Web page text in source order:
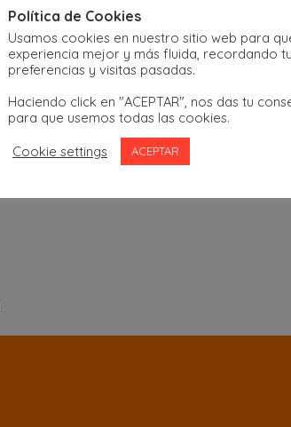
Política de Cookies
Usamos cookies en nuestro sitio web para
experiencia mejor y más fluida, recordando
preferencias y visitas pasadas.
Haciendo click en "ACEPTAR", nos das tu
para que usemos todas las cookies.
Cookie settings
ACEPTAR